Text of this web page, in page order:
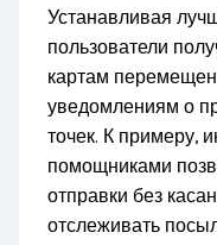
Устанавливая
пользователи
картам
уведомлениям о
точек. К примеру,
помощниками
отправки без
отслеживать